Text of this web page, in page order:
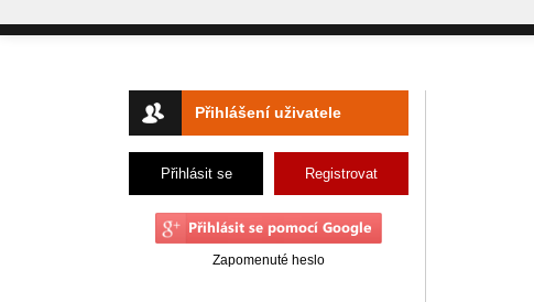
Přihlášení uživatele
Přihlásit se Registrovat
Zapomenuté heslo